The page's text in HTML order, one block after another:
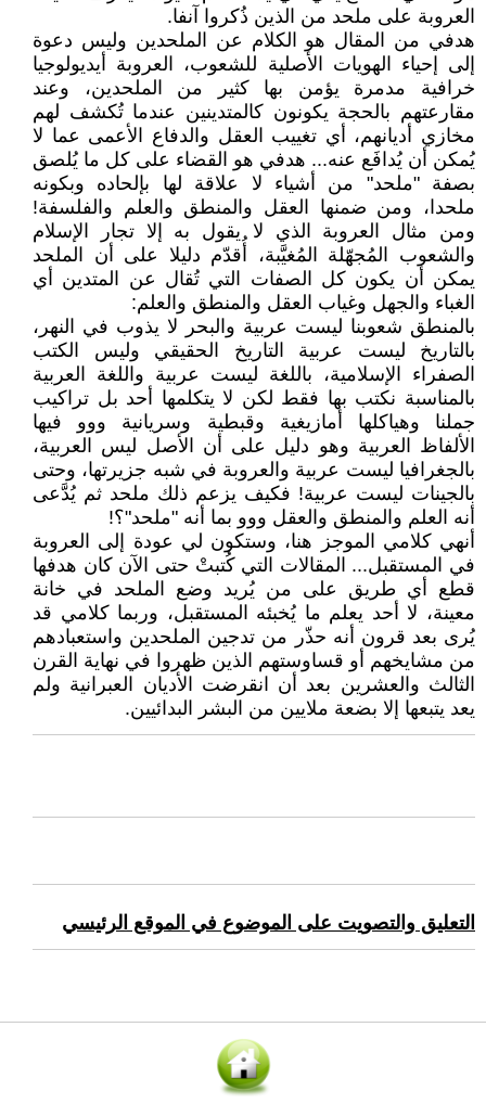
العروبة على ملحد من الذين ذُكروا آنفا.
هدفي من المقال هو الكلام عن الملحدين وليس دعوة
إلى إحياء الهويات الأصلية للشعوب، العروبة أيديولوجيا
خرافية مدمرة يؤمن بها كثير من الملحدين، وعند
مقارعتهم بالحجة يكونون كالمتدينين عندما تُكشف لهم
مخازي أديانهم، أي تغييب العقل والدفاع الأعمى عما لا
يُمكن أن يُدافَع عنه... هدفي هو القضاء على كل ما يُلصق
بصفة "ملحد" من أشياء لا علاقة لها بإلحاده وبكونه
ملحدا، ومن ضمنها العقل والمنطق والعلم والفلسفة!
ومن مثال العروبة الذي لا يقول به إلا تجار الإسلام
والشعوب المُجهّلة المُغيَّبة، أُقدّم دليلا على أن الملحد
يمكن أن يكون كل الصفات التي تُقال عن المتدين أي
الغباء والجهل وغياب العقل والمنطق والعلم:
بالمنطق شعوبنا ليست عربية والبحر لا يذوب في النهر،
بالتاريخ ليست عربية التاريخ الحقيقي وليس الكتب
الصفراء الإسلامية، باللغة ليست عربية واللغة العربية
بالمناسبة نكتب بها فقط لكن لا يتكلمها أحد بل تراكيب
جملنا وهياكلها أمازيغية وقبطية وسريانية ووو فيها
الألفاظ العربية وهو دليل على أن الأصل ليس العربية،
بالجغرافيا ليست عربية والعروبة في شبه جزيرتها، وحتى
بالجينات ليست عربية! فكيف يزعم ذلك ملحد ثم يُدَّعى
أنه العلم والمنطق والعقل ووو بما أنه "ملحد"؟!
أنهي كلامي الموجز هنا، وستكون لي عودة إلى العروبة
في المستقبل... المقالات التي كُتبتْ حتى الآن كان هدفها
قطع أي طريق على من يُريد وضع الملحد في خانة
معينة، لا أحد يعلم ما يُخبئه المستقبل، وربما كلامي قد
يُرى بعد قرون أنه حذّر من تدجين الملحدين واستعبادهم
من مشايخهم أو قساوستهم الذين ظهروا في نهاية القرن
الثالث والعشرين بعد أن انقرضت الأديان العبرانية ولم
يعد يتبعها إلا بضعة ملايين من البشر البدائيين.
التعليق والتصويت على الموضوع في الموقع الرئيسي